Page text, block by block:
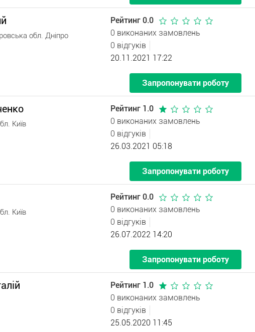
обл. Дніпро
Рейтинг 0.0
0 виконаних замовлень
0 відгуків
20.11.2021 17:22
Запропонувати роботу
Київ
Рейтинг 1.0
0 виконаних замовлень
0 відгуків
26.03.2021 05:18
Запропонувати роботу
Київ
Рейтинг 0.0
0 виконаних замовлень
0 відгуків
26.07.2022 14:20
Запропонувати роботу
Рейтинг 1.0
0 виконаних замовлень
0 відгуків
25.05.2020 11:45